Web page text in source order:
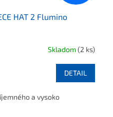
HAT 2 Flumino
Skladom(2 ks)
DETAIL
a vysoko